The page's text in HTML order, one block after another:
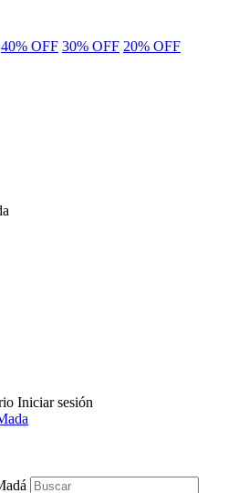
40% OFF 30% OFF 20% OFF
Iniciar sesión